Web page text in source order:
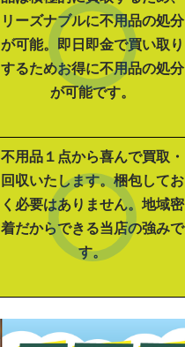
リーズナブルに不用品の処分
が可能。即日即金で買い取り
するためお得に不用品の処分
が可能です。
不用品１点から喜んで買取・
回収いたします。梱包してお
く必要はありません。地域密
着だからできる当店の強みで
す。